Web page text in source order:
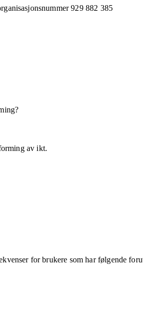
929 882 385
av ikt.
for brukere som har følgende